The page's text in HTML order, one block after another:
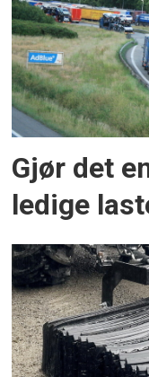
Gjør det
ledige